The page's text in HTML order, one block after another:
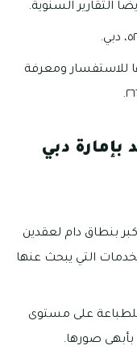
التقارير السنوية.
ومعرفة
بإمارة دبي
بنطاق دام لعقدين
التي يبحث عنها
على مستوى
بأبهى صورها.